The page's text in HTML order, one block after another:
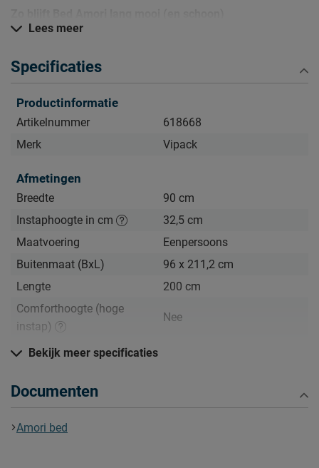
Kijk bij het kopje ‘Goed om te weten’ om alle tips & tricks te
Lees meer
Specificaties
Productinformatie
Artikelnummer
618668
Merk
Vipack
Afmetingen
Breedte
90 cm
Instaphoogte in cm
32,5 cm
Maatvoering
Eenpersoons
Buitenmaat (BxL)
96 x 211,2 cm
Lengte
200 cm
Comforthoogte (hoge
instap)
Nee
Hoogte hoofdbord
Kenmerken
Thema bed
Bekijk meer specificaties
Documenten
Amori bed